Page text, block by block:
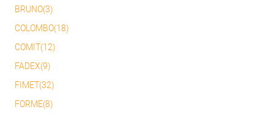
BRUNO(3)
COLOMBO(18)
COMIT(12)
FADEX(9)
FIMET(32)
FORME(8)